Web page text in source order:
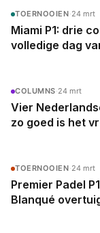
TOERNOOIEN·24 mrt
Miami P1: drie
volledige dag
COLUMNS·24 mrt
Vier
zo goed is het
TOERNOOIEN·24 mrt
Premier Padel
Blanqué